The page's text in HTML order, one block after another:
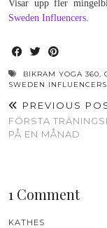
Visar upp fler
Sweden Influencers
BIKRAM YOGA 360,
SWEDEN INFLUENCERS
PREVIOUS
FÖRSTA
PÅ EN MÅNAD
1 Comment
KATHES